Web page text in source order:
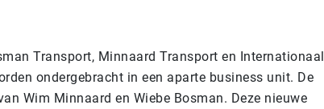
Transport, Minnaard Transport en Internationaal
ondergebracht in een aparte business unit. De
Wim Minnaard en Wiebe Bosman. Deze nieuwe